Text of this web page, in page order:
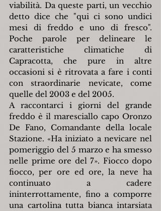
viabilità. Da queste parti, un vecchio
detto dice che "qui ci sono undici
mesi di freddo e uno di fresco".
Poche parole per delineare le
caratteristiche climatiche di
Capracotta, che pure in altre
occasioni si è ritrovata a fare i conti
con straordinarie nevicate, come
quelle del 2003 e del 2005.
A raccontarci i giorni del grande
freddo è il maresciallo capo Oronzo
De Fano, Comandante della locale
Stazione. «Ha iniziato a nevicare nel
pomeriggio del 5 marzo e ha smesso
nelle prime ore del 7». Fiocco dopo
fiocco, per ore ed ore, la neve ha
continuato a cadere
ininterrottamente, fino a comporre
una cartolina tutta bianca intarsiata